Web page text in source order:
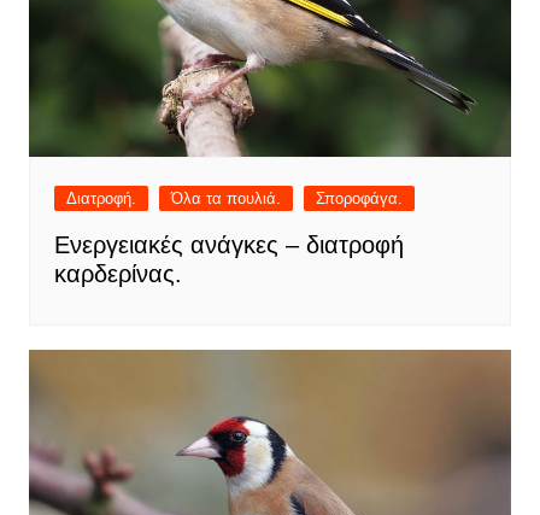
Διατροφή. Όλα τα πουλιά. Σποροφάγα.
Ενεργειακές ανάγκες – διατροφή
καρδερίνας.